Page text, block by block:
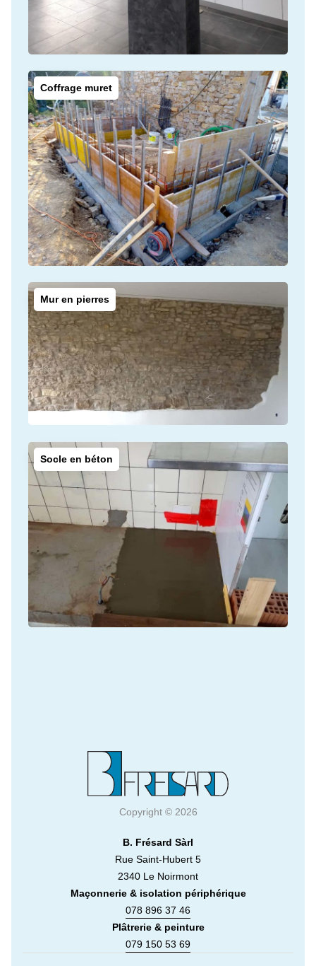
Coffrage muret
Mur en pierres
Socle en béton
Copyright © 2026
B. Frésard Sàrl
Rue Saint-Hubert 5
2340 Le Noirmont
Maçonnerie & isolation périphérique
078 896 37 46
Plâtrerie & peinture
079 150 53 69